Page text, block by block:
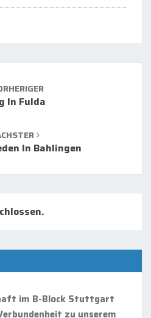
In Fulda
In Bahlingen
im B-Block Stuttgart
zu unserem